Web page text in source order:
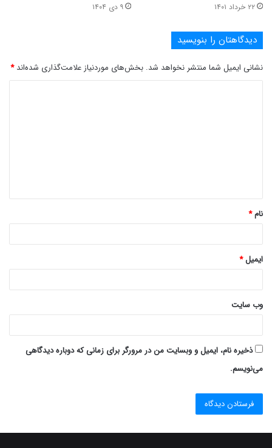
۲۲ خرداد ۱۴۰۱ ۹ دی ۱۴۰۴
دیدگاهتان را بنویسید
نشانی ایمیل شما منتشر نخواهد شد. بخش‌های موردنیاز علامت‌گذاری شده‌اند*
*
نام*
ایمیل*
وب‌ سایت
ذخیره نام، ایمیل و وبسایت من در مرورگر برای زمانی که دوباره دیدگاهی
می‌نویسم.